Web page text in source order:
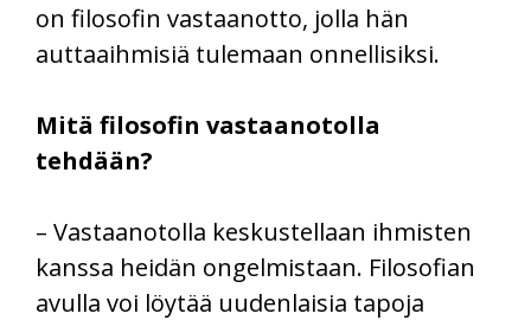
on filosofin vastaanotto, jolla hän
auttaaihmisiä tulemaan onnellisiksi.
Mitä filosofin vastaanotolla
tehdään?
– Vastaanotolla keskustellaan ihmisten
kanssa heidän ongelmistaan. Filosofian
avulla voi löytää uudenlaisia tapoja